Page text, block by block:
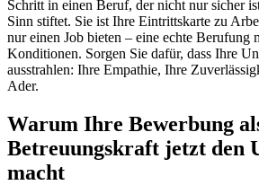
Schritt in einen Beruf, der nicht nur sicher
Sinn stiftet. Sie ist Ihre Eintrittskarte zu
nur einen Job bieten – eine echte Berufung
Konditionen. Sorgen Sie dafür, dass Ihre
ausstrahlen: Ihre Empathie, Ihre
Ader.
Warum Ihre Bewerbung
Betreuungskraft jetzt den
macht